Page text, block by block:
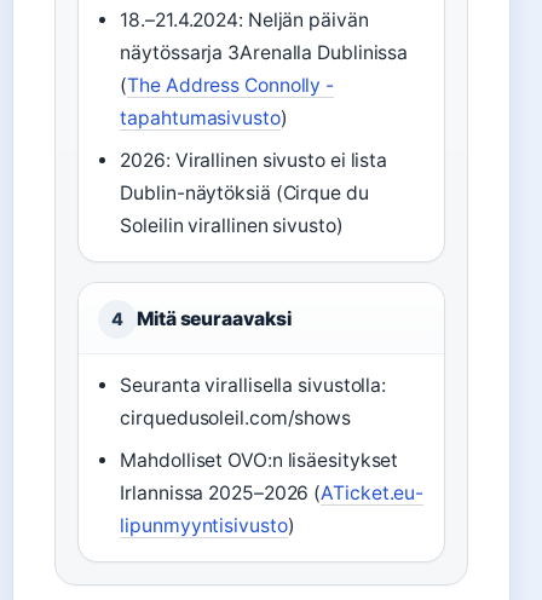
18.–21.4.2024: Neljän päivän
näytössarja 3Arenalla Dublinissa
(The Address Connolly -
tapahtumasivusto)
2026: Virallinen sivusto ei lista
Dublin-näytöksiä (Cirque du
Soleilin virallinen sivusto)
4 Mitä seuraavaksi
Seuranta virallisella sivustolla:
cirquedusoleil.com/shows
Mahdolliset OVO:n lisäesitykset
Irlannissa 2025–2026 (ATicket.eu-
lipunmyyntisivusto)